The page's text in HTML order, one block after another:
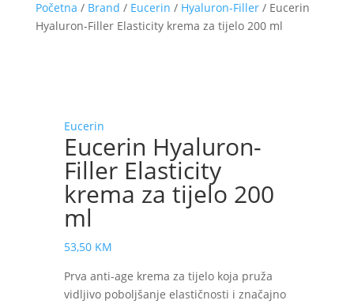
Početna / Brand / Eucerin / Hyaluron-Filler/ Eucerin
Hyaluron-Filler Elasticity krema za tijelo 200 ml
Eucerin
Eucerin Hyaluron-
Filler Elasticity
krema za tijelo 200
ml
53,50 KM
Prva anti-age krema za tijelo koja pruža
vidljivo poboljšanje elastičnosti i značajno